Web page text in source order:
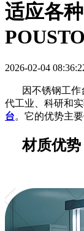
适应各
POUSTO
2026-02-04
因不锈钢工
代工业、科研和
台。它的优势主
材质优势